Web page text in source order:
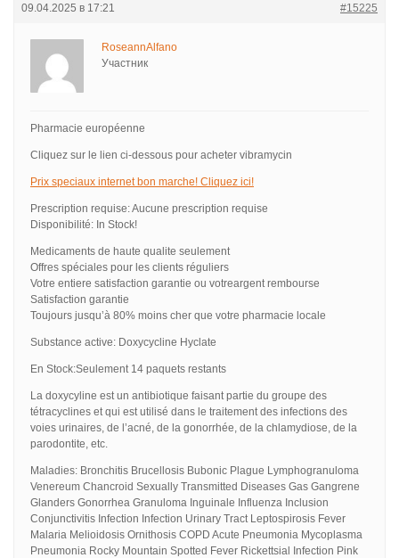
09.04.2025 в 17:21 #15225
RoseannAlfano
Участник
Pharmacie européenne
Cliquez sur le lien ci-dessous pour acheter vibramycin
Prix speciaux internet bon marche! Cliquez ici!
Prescription requise: Aucune prescription requise
Disponibilité: In Stock!
Medicaments de haute qualite seulement
Offres spéciales pour les clients réguliers
Votre entiere satisfaction garantie ou votreargent rembourse
Satisfaction garantie
Toujours jusqu’à 80% moins cher que votre pharmacie locale
Substance active: Doxycycline Hyclate
En Stock:Seulement 14 paquets restants
La doxycyline est un antibiotique faisant partie du groupe des
tétracyclines et qui est utilisé dans le traitement des infections des
voies urinaires, de l’acné, de la gonorrhée, de la chlamydiose, de la
parodontite, etc.
Maladies: Bronchitis Brucellosis Bubonic Plague Lymphogranuloma
Venereum Chancroid Sexually Transmitted Diseases Gas Gangrene
Glanders Gonorrhea Granuloma Inguinale Influenza Inclusion
Conjunctivitis Infection Infection Urinary Tract Leptospirosis Fever
Malaria Melioidosis Ornithosis COPD Acute Pneumonia Mycoplasma
Pneumonia Rocky Mountain Spotted Fever Rickettsial Infection Pink